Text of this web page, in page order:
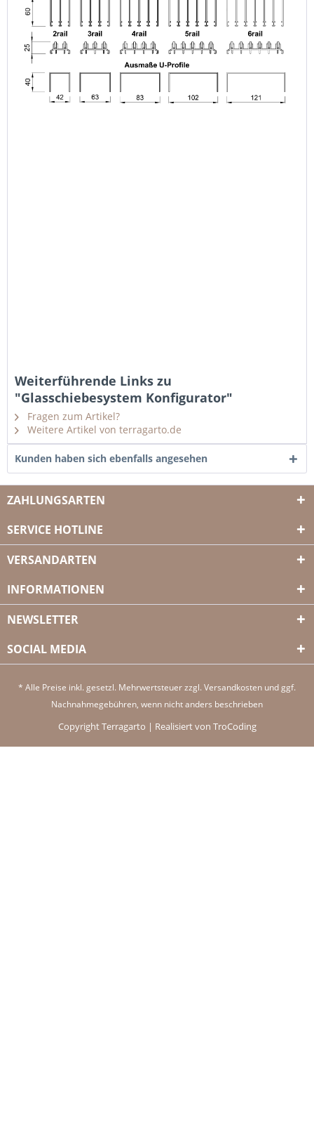
Weiterführende Links zu
"Glasschiebesystem Konfigurator"
Fragen zum Artikel?
Weitere Artikel von terragarto.de
Kunden haben sich ebenfalls angesehen
ZAHLUNGSARTEN
SERVICE HOTLINE
VERSANDARTEN
INFORMATIONEN
NEWSLETTER
SOCIAL MEDIA
* Alle Preise inkl. gesetzl. Mehrwertsteuer zzgl. Versandkosten und ggf.
Nachnahmegebühren, wenn nicht anders beschrieben
Copyright Terragarto | Realisiert von TroCoding